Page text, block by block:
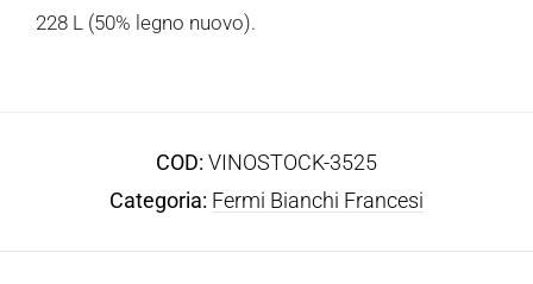
228 L (50% legno nuovo).
COD: VINOSTOCK-3525
Categoria: Fermi Bianchi Francesi